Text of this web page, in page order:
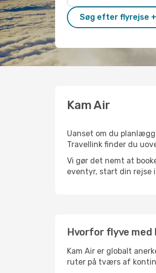
Søg efter flyrejse
Kam Air
Uanset om du
Travellink finder du
Vi gør det nemt at
eventyr, start din rejse
Hvorfor flyve med
Kam Air er globalt
ruter på tværs af